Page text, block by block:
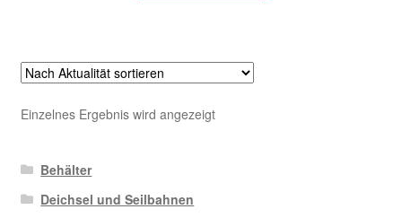
Einzelnes Ergebnis wird angezeigt
Behälter
Deichsel und Seilbahnen